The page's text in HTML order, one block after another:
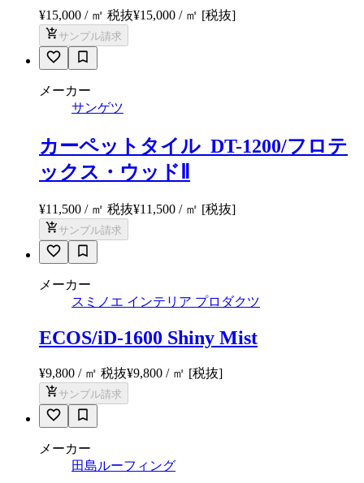
¥15,000 / ㎡ 税抜¥15,000 / ㎡ [税抜]
サンプル請求
メーカー
サンゲツ
カーペットタイル_DT-1200/フロテ
ックス・ウッドⅡ
¥11,500 / ㎡ 税抜¥11,500 / ㎡ [税抜]
サンプル請求
メーカー
スミノエ インテリア プロダクツ
ECOS/iD-1600 Shiny Mist
¥9,800 / ㎡ 税抜¥9,800 / ㎡ [税抜]
サンプル請求
メーカー
田島ルーフィング